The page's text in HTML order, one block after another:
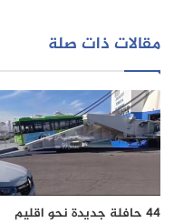
مقالات ذات صلة
44 حافلة جديدة نحو اقليم